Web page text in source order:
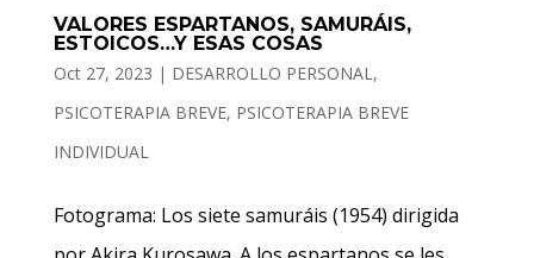
VALORES ESPARTANOS, SAMURÁIS,
ESTOICOS…Y ESAS COSAS
Oct 27, 2023 | DESARROLLO PERSONAL ,
PSICOTERAPIA BREVE, PSICOTERAPIA BREVE
INDIVIDUAL
Fotograma: Los siete samuráis (1954) dirigida